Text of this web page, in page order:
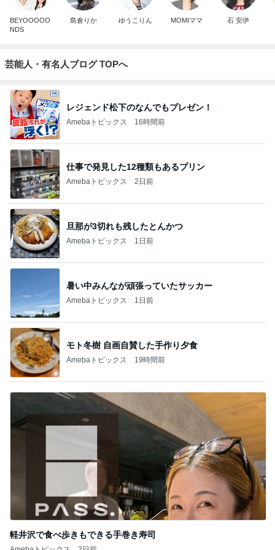
BEYOOOOO
NDS
島倉りか ゆうこりん MOMIママ 石 安伊
芸能人・有名人ブログ TOPへ
レジェンド松下のなんでもプレゼン！
Amebaトピックス 16時間前
仕事で発見した12種類もあるプリン
Amebaトピックス 2日前
旦那が3切れも残したとんかつ
Amebaトピックス 1日前
暑い中みんなが頑張っていたサッカー
Amebaトピックス 1日前
モト冬樹 自画自賛した手作り夕食
Amebaトピックス 19時間前
軽井沢で食べ歩きもできる手巻き寿司